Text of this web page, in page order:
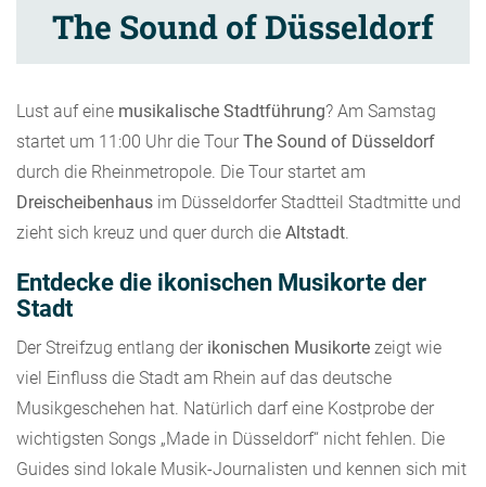
The Sound of Düsseldorf
Lust auf eine musikalische Stadtführung? Am Samstag
startet um 11:00 Uhr die Tour The Sound of Düsseldorf
durch die Rheinmetropole. Die Tour startet am
Dreischeibenhaus im Düsseldorfer Stadtteil Stadtmitte und
zieht sich kreuz und quer durch die Altstadt.
Entdecke die ikonischen Musikorte der
Stadt
Der Streifzug entlang der ikonischen Musikorte zeigt wie
viel Einfluss die Stadt am Rhein auf das deutsche
Musikgeschehen hat. Natürlich darf eine Kostprobe der
wichtigsten Songs „Made in Düsseldorf“ nicht fehlen. Die
Guides sind lokale Musik-Journalisten und kennen sich mit